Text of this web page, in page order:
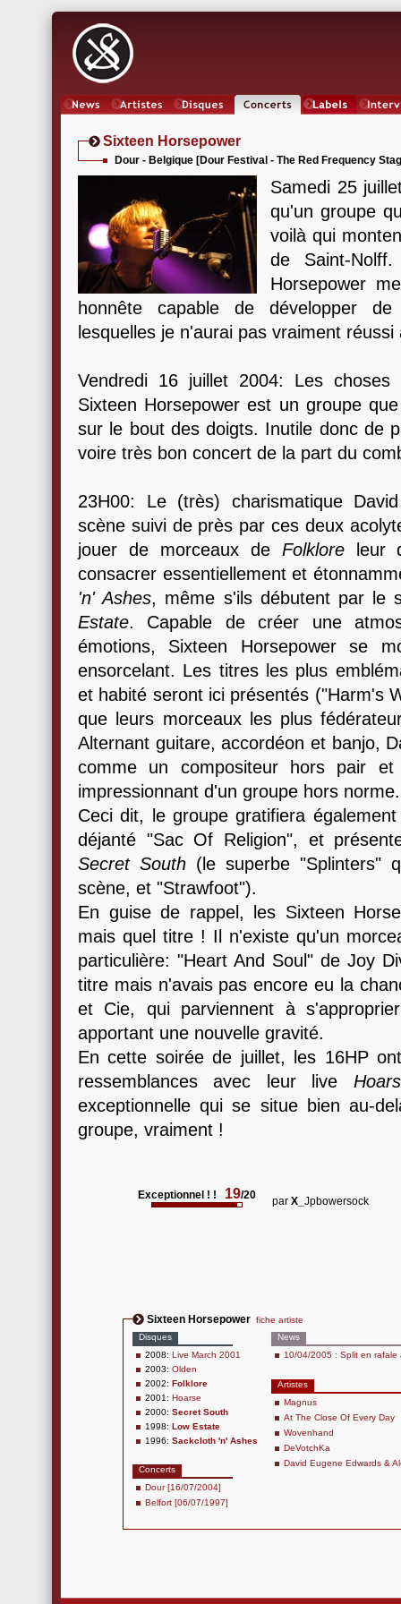
Sixteen Horsepower
Dour - Belgique [Dour Festival - The Red Frequency
Samedi 25
qu'un groupe
voilà qui
de Saint-
Horsepower
honnête capable de développer
lesquelles je n'aurai pas vraiment réussi
Vendredi 16 juillet 2004: Les choses
Sixteen Horsepower est un groupe
sur le bout des doigts. Inutile donc de
voire très bon concert de la part du
23H00: Le (très) charismatique
scène suivi de près par ces deux
jouer de morceaux de Folkloreleur
consacrer essentiellement et
'n' Ashes, même s'ils débutent par le
Estate. Capable de créer une
émotions, Sixteen Horsepower se
ensorcelant. Les titres les plus
et habité seront ici présentés ("Harm's
que leurs morceaux les plus
Alternant guitare, accordéon et banjo,
comme un compositeur hors pair
impressionnant d'un groupe hors norme.
Ceci dit, le groupe gratifiera
déjanté "Sac Of Religion", et
Secret South(le superbe "Splinters"
scène, et "Strawfoot").
En guise de rappel, les Sixteen
mais quel titre ! Il n'existe qu'un
particulière: "Heart And Soul" de Joy
titre mais n'avais pas encore eu la
et Cie, qui parviennent à
apportant une nouvelle gravité.
En cette soirée de juillet, les 16HP
ressemblances avec leur live
exceptionnelle qui se situe bien au-
groupe, vraiment !
Exceptionnel ! ! 19/20 par X_ Jpbowersock
Sixteen Horsepower fiche artiste
Disques
2008: Live March 2001
2003: Olden
2002: Folklore
2001: Hoarse
2000: Secret South
1998: Low Estate
1996: Sackcloth 'n' Ashes
Concerts
Dour [16/07/2004]
Belfort [06/07/1997]
News
10/04/2005 : Split en rafale
Artistes
Magnus
At The Close Of Every Day
Wovenhand
DeVotchKa
David Eugene Edwards &